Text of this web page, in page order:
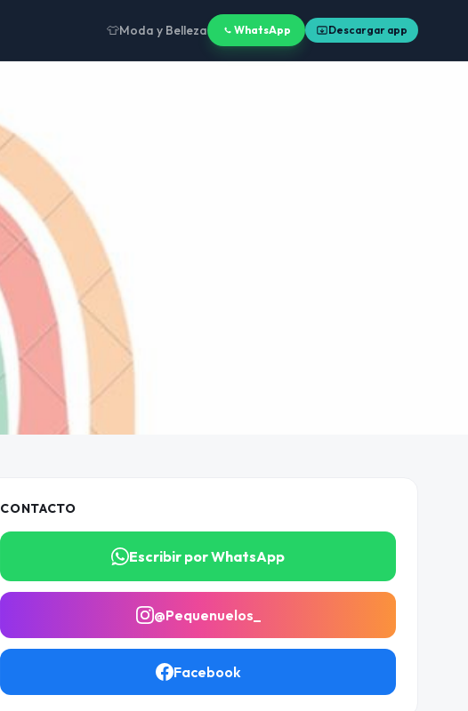
👕Moda y Belleza WhatsApp Descargar app
CONTACTO
Escribir por WhatsApp
@Pequenuelos_
Facebook